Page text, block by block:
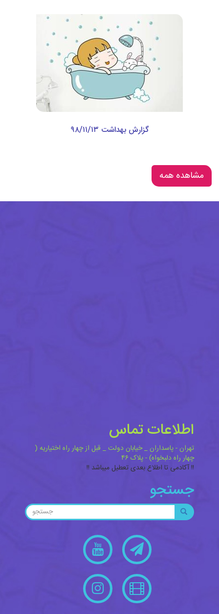
گزارش بهداشت ۹۸/۱۱/۱۳
مشاهده همه
اطلاعات تماس
تهران - پاسداران _ خیابان دولت _ قبل از چهار راه اختیاریه (
چهار راه دلبخواه) - پلاک ۴۶
!! آکادمی تا اطلاع بعدی تعطیل میباشد !!
جستجو